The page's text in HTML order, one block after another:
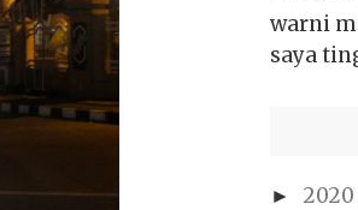
warni
saya
► 2020